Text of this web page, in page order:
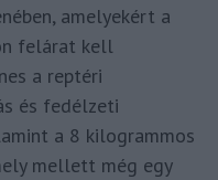
amelyekért a
felárat kell
a reptéri
és fedélzeti
a 8 kilogrammos
mellett még egy